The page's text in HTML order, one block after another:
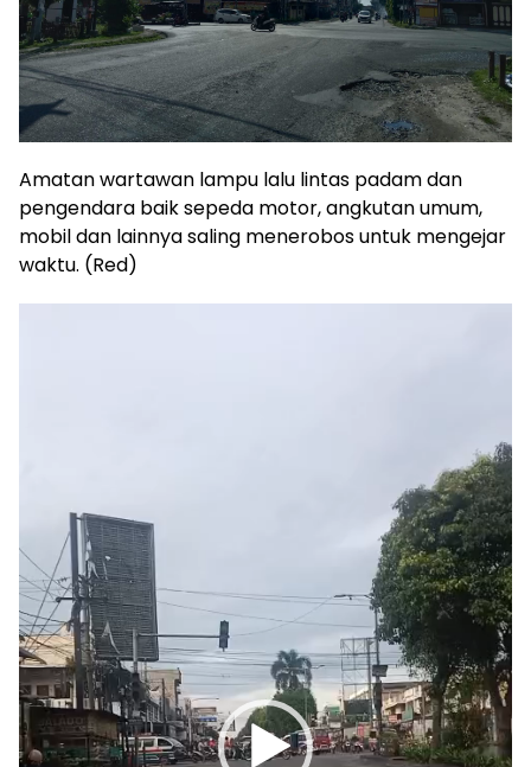
Amatan wartawan lampu lalu lintas padam dan
pengendara baik sepeda motor, angkutan umum,
mobil dan lainnya saling menerobos untuk mengejar
waktu. (Red)